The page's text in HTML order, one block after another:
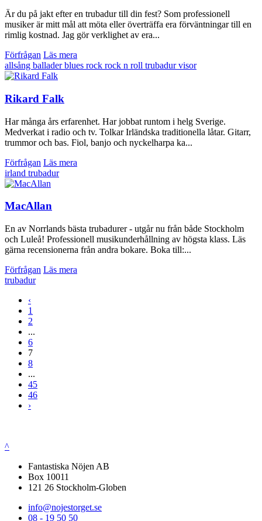
Är du på jakt efter en trubadur till din fest? Som professionell
musiker är mitt mål att möta eller överträffa era förväntningar till en
rimlig kostnad. Jag gör verklighet av era...
Förfrågan Läs mera
allsång balladerblues rock rock n roll trubadurvisor
Rikard Falk
Har många års erfarenhet. Har jobbat runtom i helg Sverige.
Medverkat i radio och tv. Tolkar Irländska traditionella låtar. Gitarr,
trummor och bas. Fiol, banjo och nyckelharpa ka...
Förfrågan Läs mera
irland trubadur
MacAllan
En av Norrlands bästa trubadurer - utgår nu från både Stockholm
och Luleå! Professionell musikunderhållning av högsta klass. Läs
gärna recensionerna från andra bokare. Boka till:...
Förfrågan Läs mera
trubadur
‹
1
2
...
6
7
8
...
45
46
›
^
Fantastiska Nöjen AB
Box 10011
121 26 Stockholm-Globen
info@nojestorget.se
08 - 19 50 50